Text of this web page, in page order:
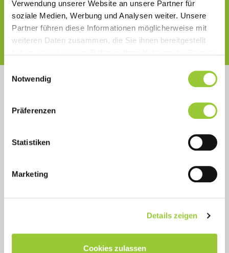
Verwendung unserer Website an unsere Partner für
soziale Medien, Werbung und Analysen weiter. Unsere
Partner führen diese Informationen möglicherweise mit
weiteren Daten zusammen, die Sie ihnen bereitgestellt
Cookies, wenn Sie unsere Webseite weiterhin nutzen.
Notwendig
Präferenzen
Statistiken
Marketing
Details zeigen
Cookies zulassen
INITIATIV BEWERBEN
unterstützen Sie und Ihre berufliche
Förderfonds.
FÖRDERFONDS DER AKADEMIEN